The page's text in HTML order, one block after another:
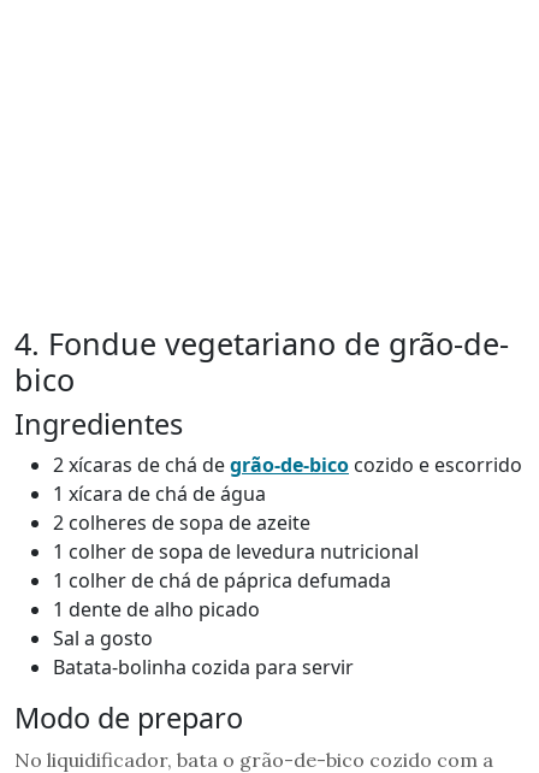
4. Fondue vegetariano de grão-de-
bico
Ingredientes
2 xícaras de chá degrão-de-bico cozido e escorrido
1 xícara de chá de água
2 colheres de sopa de azeite
1 colher de sopa de levedura nutricional
1 colher de chá de páprica defumada
1 dente de alho picado
Sal a gosto
Batata-bolinha cozida para servir
Modo de preparo
No liquidificador, bata o grão-de-bico cozido com a